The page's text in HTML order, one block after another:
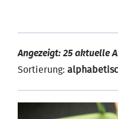
Angezeigt: 25 aktuelle
Sortierung: